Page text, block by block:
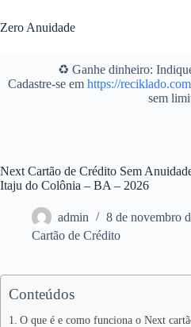
para
o
Zero Anuidade
♻️ Ganhe dinheiro:
Cadastre-se em https://reciklado.com
sem
Next Cartão de Crédito Sem
Itaju do Colônia – BA – 2026
admin
8 de novembro
Cartão de Crédito
Conteúdos
O que é e como funciona o Next